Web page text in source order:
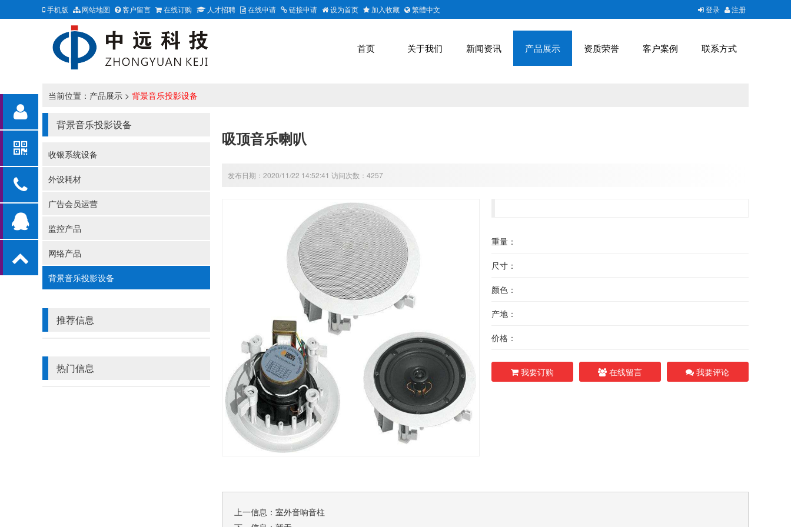
手机版 网站地图 客户留言 在线订购 人才招聘 在线申请 链接申请 设为首页 加入收藏 繁體中文 登录 注册
联系方式
客户案例
资质荣誉
产品展示
新闻资讯
关于我们
首页
当前位置： 产品展示 > 背景音乐投影设备
背景音乐投影设备
收银系统设备
外设耗材
广告会员运营
监控产品
网络产品
背景音乐投影设备
推荐信息
热门信息
吸顶音乐喇叭
发布日期：2020/11/22 14:52:41 访问次数：4257
重量：
尺寸：
颜色：
产地：
价格：
我要订购 在线留言 我要评论
上一信息： 室外音响音柱